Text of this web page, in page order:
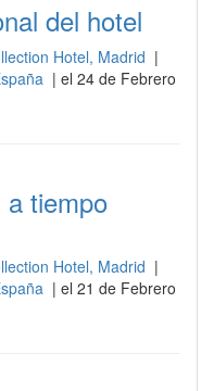
del hotel
Hotel, Madrid |
| el 24 de Febrero
a tiempo
Hotel, Madrid |
| el 21 de Febrero